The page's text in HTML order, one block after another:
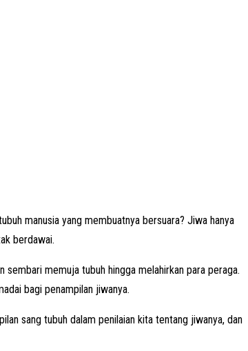
manusia yang membuatnya bersuara? Jiwa hanya
berdawai.
memuja tubuh hingga melahirkan para peraga.
bagi penampilan jiwanya.
sang tubuh dalam penilaian kita tentang jiwanya, dan